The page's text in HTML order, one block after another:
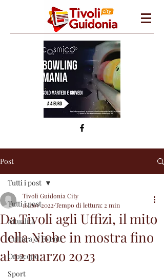
Post
Tutti i post
Attualità
Cultura & Eventi
Oroscopo
Sport
Tutti i post
Da Tivoli agli Uffizi, il mito
della Niobe in mostra fino
al 12 marzo 2023
Tivoli Guidonia City
16 nov 2022 Tempo di lettura: 2 min